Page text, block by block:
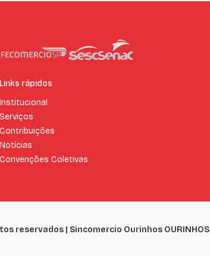
Links rápidos
Institucional
Serviços
Contribuições
Notícias
Convenções Coletivas
reservados | Sincomercio Ourinhos OURINHOS